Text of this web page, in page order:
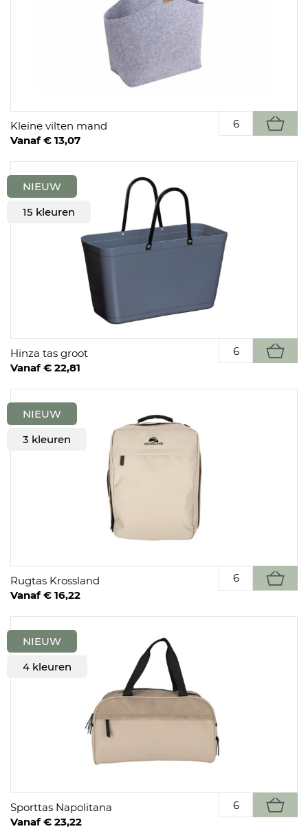
Kleine vilten mand
Vanaf € 13,07
NIEUW
15 kleuren
Hinza tas groot
Vanaf € 22,81
NIEUW
3 kleuren
Rugtas Krossland
Vanaf € 16,22
NIEUW
4 kleuren
Sporttas Napolitana
Vanaf € 23,22